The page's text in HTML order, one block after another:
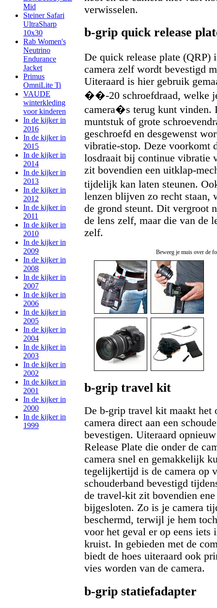
Mid
Steiner Safari
UltraSharp
10x30
Rab Women's
Neutrino
Endurance
Jacket
Primus
OmniLite Ti
VAUDE
winterkleding
voor kinderen
In de kijker in
2016
In de kijker in
2015
In de kijker in
2014
In de kijker in
2013
In de kijker in
2012
In de kijker in
2011
In de kijker in
2010
In de kijker in
2009
In de kijker in
2008
In de kijker in
2007
In de kijker in
2006
In de kijker in
2005
In de kijker in
2004
In de kijker in
2003
In de kijker in
2002
In de kijker in
2001
In de kijker in
2000
In de kijker in
1999
verwisselen.
b-grip quick release
De quick release plate
camera zelf wordt bevestigd
Uiteraard is hier gebruik
��-20 schroefdraad, welke
camera�s terug kunt vinden.
muntstuk of grote
geschroefd en desgewenst
vibratie-stop. Deze voorkomt
losdraait bij continue vibratie
zit bovendien een uitklap-
tijdelijk kan laten steunen.
lenzen blijven zo recht staan,
de grond steunt. Dit vergroot
de lens zelf, maar die van de
zelf.
Beweeg je muis over de
b-grip travel kit
De b-grip travel kit maakt het
camera direct aan een
bevestigen. Uiteraard
Release Plate die onder de
camera snel en gemakkelijk
tegelijkertijd is de camera op
schouderband bevestigd
de travel-kit zit bovendien ene
bijgesloten. Zo is je camera
beschermd, terwijl je hem
voor het geval er op eens iets
kruist. In gebieden met de
biedt de hoes uiteraard ook
vies worden van de camera.
b-grip statiefadapter